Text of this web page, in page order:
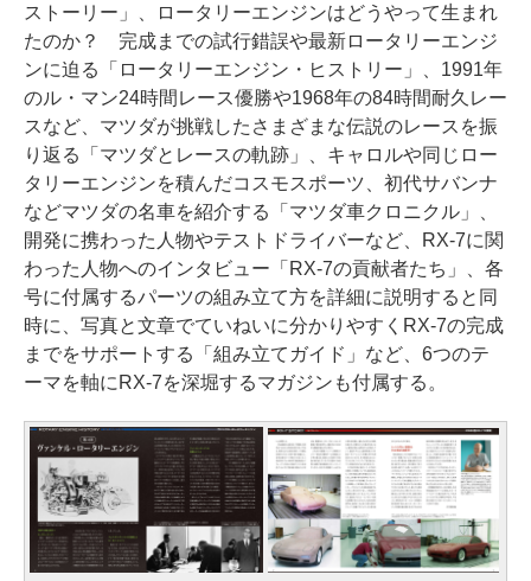
ストーリー」、ロータリーエンジンはどうやって生まれ
たのか？ 完成までの試行錯誤や最新ロータリーエンジ
ンに迫る「ロータリーエンジン・ヒストリー」、1991年
のル・マン24時間レース優勝や1968年の84時間耐久レー
スなど、マツダが挑戦したさまざまな伝説のレースを振
り返る「マツダとレースの軌跡」、キャロルや同じロー
タリーエンジンを積んだコスモスポーツ、初代サバンナ
などマツダの名車を紹介する「マツダ車クロニクル」、
開発に携わった人物やテストドライバーなど、RX-7に関
わった人物へのインタビュー「RX-7の貢献者たち」、各
号に付属するパーツの組み立て方を詳細に説明すると同
時に、写真と文章でていねいに分かりやすくRX-7の完成
までをサポートする「組み立てガイド」など、6つのテ
ーマを軸にRX-7を深堀するマガジンも付属する。